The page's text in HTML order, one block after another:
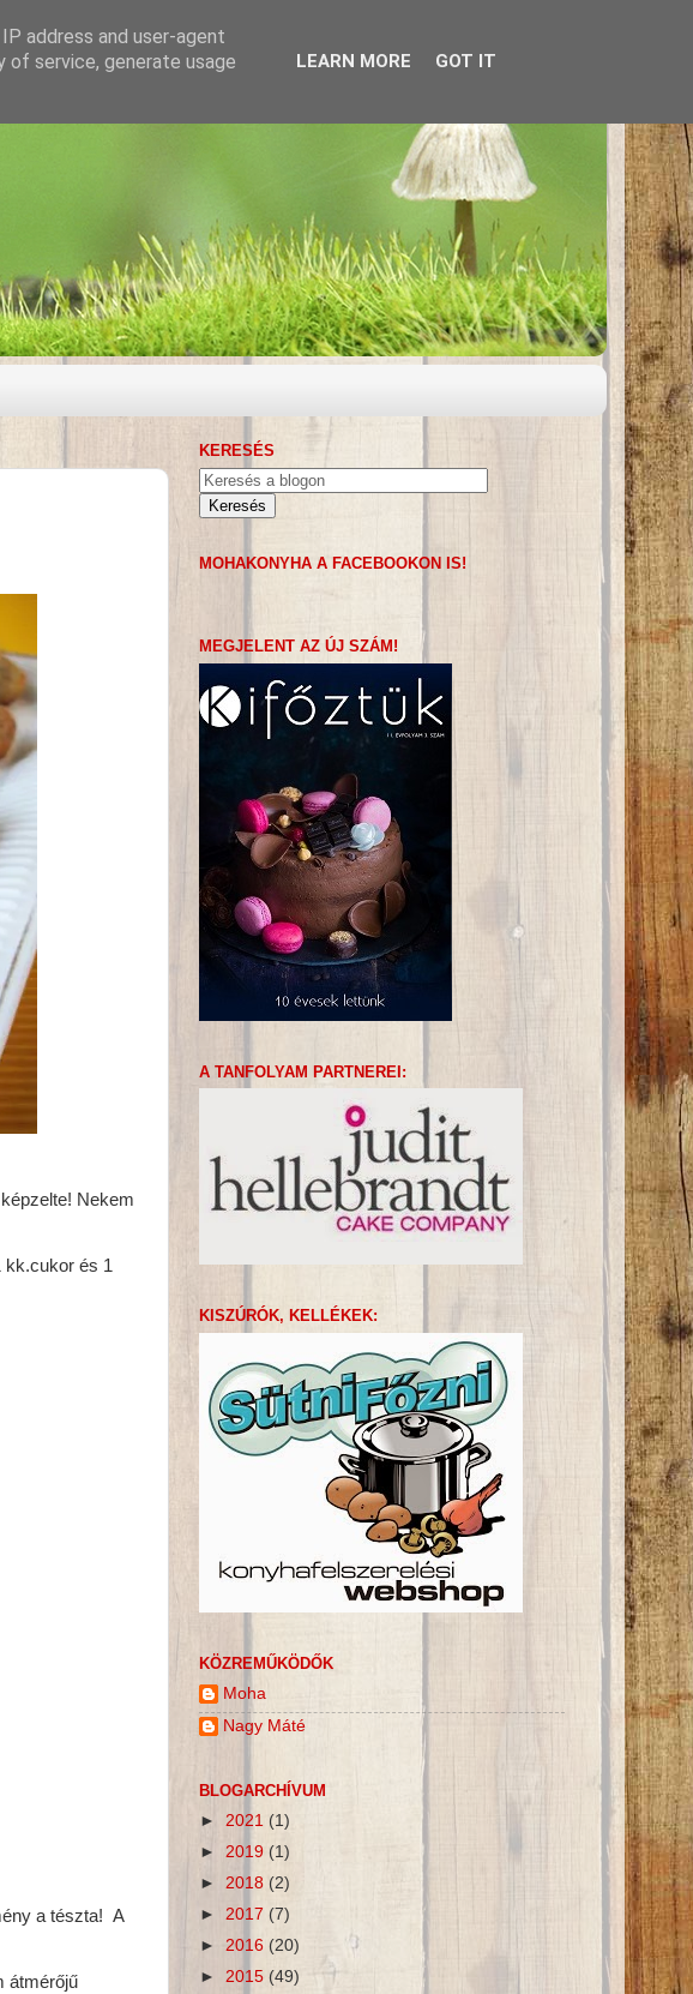
Nekem
kk.cukor és 1
a tészta! A
átmérőjű
KERESÉS
MOHAKONYHA A FACEBOOKON IS!
MEGJELENT AZ ÚJ SZÁM!
A TANFOLYAM PARTNEREI:
KISZÚRÓK, KELLÉKEK:
KÖZREMŰKÖDŐK
Moha
Nagy Máté
BLOGARCHÍVUM
► 2021 (1)
► 2019 (1)
► 2018 (2)
► 2017 (7)
► 2016 (20)
► 2015 (49)
address and user-agent
of service, generate usage
LEARN MORE GOT IT